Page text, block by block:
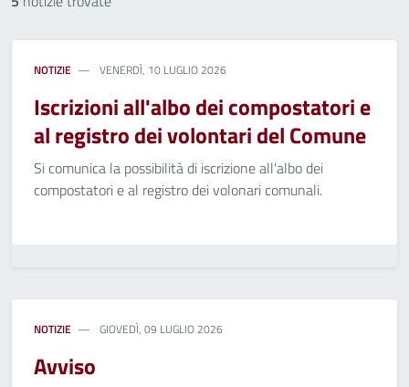
NOTIZIE VENERDÌ, 10 LUGLIO 2026
Iscrizioni all'albo dei compostatori e
al registro dei volontari del Comune
Si comunica la possibilità di iscrizione all'albo dei
compostatori e al registro dei volonari comunali.
NOTIZIE GIOVEDÌ, 09 LUGLIO 2026
Avviso